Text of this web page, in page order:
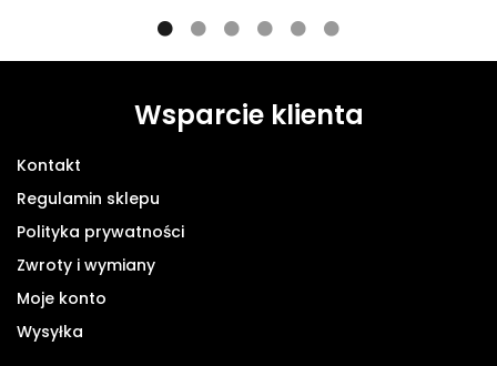
Wsparcie klienta
Kontakt
Regulamin sklepu
Polityka prywatności
Zwroty i wymiany
Moje konto
Wysyłka